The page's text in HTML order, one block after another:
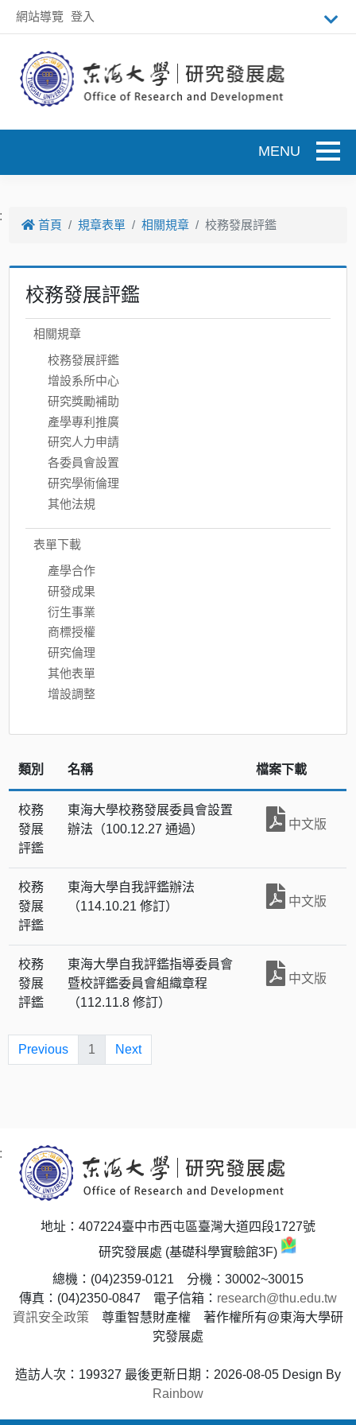
跳到主要內容
網站導覽 登入
首頁 規章表單 相關規章 校務發展評鑑
校務發展評鑑
相關規章
校務發展評鑑
增設系所中心
研究獎勵補助
產學專利推廣
研究人力申請
各委員會設置
研究學術倫理
其他法規
表單下載
產學合作
研發成果
衍生事業
商標授權
研究倫理
其他表單
增設調整
類別 名稱 檔案下載
校務
發展
評鑑
東海大學校務發展委員會設置
辦法（100.12.27 通過）
中文版
校務
發展
評鑑
東海大學自我評鑑辦法
（114.10.21 修訂）
中文版
校務
發展
評鑑
東海大學自我評鑑指導委員會
暨校評鑑委員會組織章程
（112.11.8 修訂）
中文版
Previous 1 Next
地址：407224臺中市西屯區臺灣大道四段1727號
研究發展處 (基礎科學實驗館3F)
總機：(04)2359-0121 分機：30002~30015
傳真：(04)2350-0847 電子信箱： research@thu.edu.tw
資訊安全政策 尊重智慧財產權 著作權所有@東海大學研
究發展處
造訪人次：199327 最後更新日期：2026-08-05 Design By
Rainbow